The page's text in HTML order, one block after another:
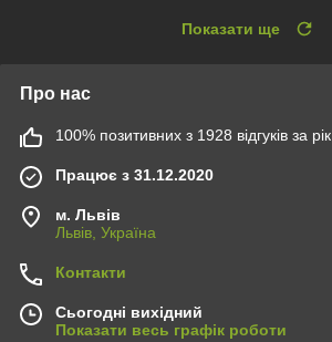
Показати ще
Про нас
100% позитивних з 1928 відгуків за рік
Працює з 31.12.2020
м. Львів
Львів, Україна
Контакти
Сьогодні вихідний
Показати весь графік роботи